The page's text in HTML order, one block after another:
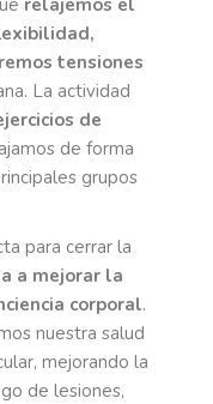
relajemos el
tensiones
La actividad
de
de forma
grupos
para cerrar la
a mejorar la
corporal.
nuestra salud
mejorando la
de lesiones,